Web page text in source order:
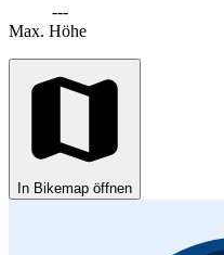
---
Max. Höhe
In Bikemap öffnen